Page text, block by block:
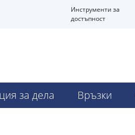
Инструменти за
достъпност
за дела Връзки